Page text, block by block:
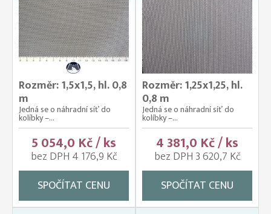
Rozměr: 1,5x1,5, hl. 0,8
m
Jedná se o náhradní síť do
kolíbky –...
5 054,0 Kč / ks
bez DPH 4 176,9 Kč
SPOČÍTAT CENU
Rozměr: 1,25x1,25, hl.
0,8 m
Jedná se o náhradní síť do
kolíbky –...
4 381,0 Kč / ks
bez DPH 3 620,7 Kč
SPOČÍTAT CENU